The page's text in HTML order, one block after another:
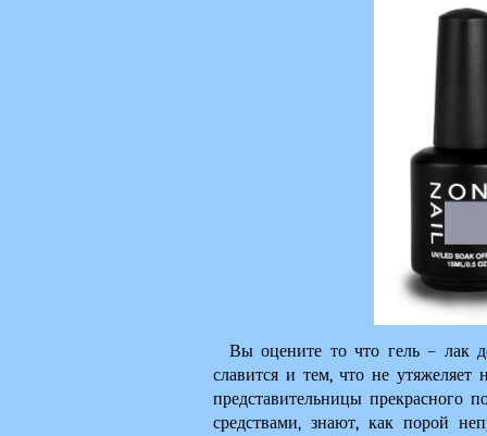
Вы оцените то что гель – лак
славится и тем, что не утяжеляет
представительницы прекрасного
средствами, знают, как порой